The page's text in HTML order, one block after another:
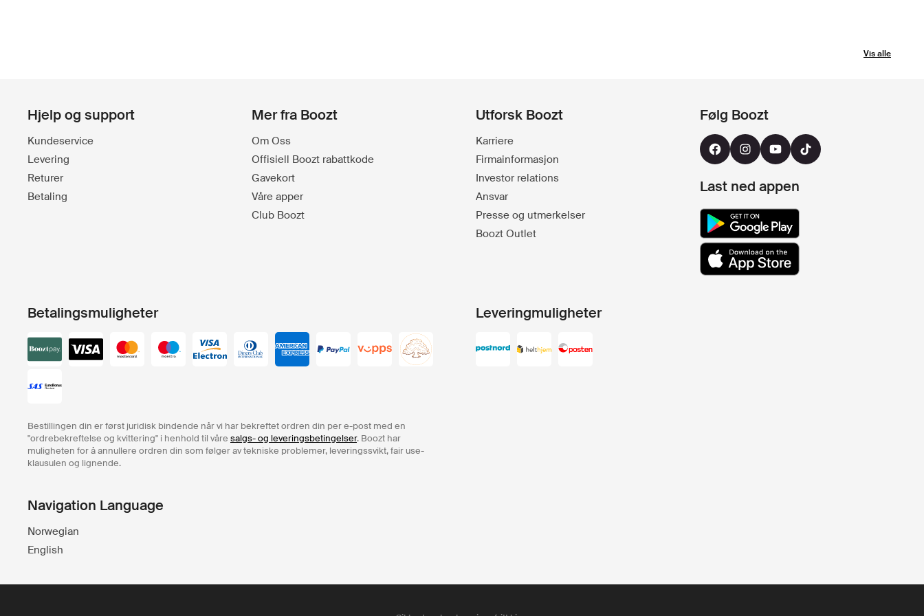
Vis alle
Hjelp og support
Kundeservice
Levering
Returer
Betaling
Mer fra Boozt
Om Oss
Offisiell Boozt rabattkode
Gavekort
Våre apper
Club Boozt
Utforsk Boozt
Karriere
Firmainformasjon
Investor relations
Ansvar
Presse og utmerkelser
Boozt Outlet
Følg Boozt
Last ned appen
Betalingsmuligheter
Bestillingen din er først juridisk bindende når vi har bekreftet ordren din per e-post med en
"ordrebekreftelse og kvittering" i henhold til våre salgs- og leveringsbetingelser. Boozt har
muligheten for å annullere ordren din som følger av tekniske problemer, leveringssvikt, fair use-
klausulen og lignende.
Leveringmuligheter
Navigation Language
Norwegian
English